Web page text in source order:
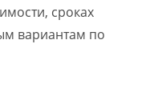
сроках
вариантам по